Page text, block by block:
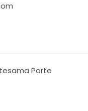
Porte